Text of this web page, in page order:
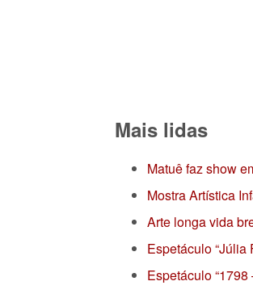
Mais lidas
Matuê faz show
Mostra Artística
Arte longa vida
Espetáculo
Espetáculo